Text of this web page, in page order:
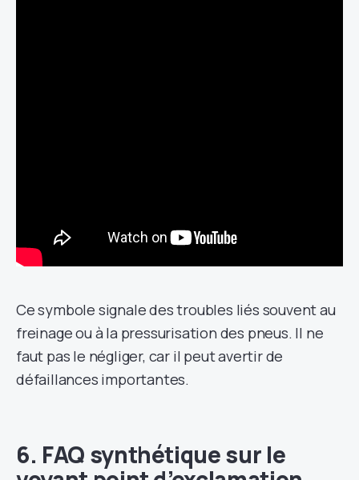
Ce symbole signale des troubles liés souvent au
freinage ou à la pressurisation des pneus. Il ne
faut pas le négliger, car il peut avertir de
défaillances importantes.
6. FAQ synthétique sur le